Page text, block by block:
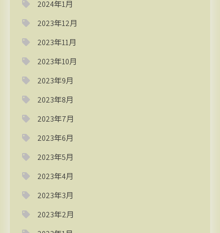
2024年1月
2023年12月
2023年11月
2023年10月
2023年9月
2023年8月
2023年7月
2023年6月
2023年5月
2023年4月
2023年3月
2023年2月